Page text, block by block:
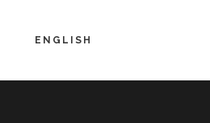
ENGLISH